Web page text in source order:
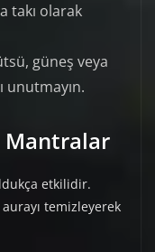
takı olarak
güneş veya
unutmayın.
Mantralar
etkilidir.
temizleyerek